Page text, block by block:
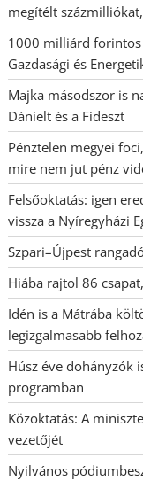
megítélt
1000 milliárd
Gazdasági és
Majka másodszor is
Dánielt és a Fideszt
Pénztelen megyei
mire nem jut pénz
Felsőoktatás: igen
vissza a Nyíregyházi
Szpari–Újpest
Hiába rajtol 86
Idén is a Mátrába
legizgalmasabb
Húsz éve dohányzók
programban
Közoktatás: A
vezetőjét
Nyilvános